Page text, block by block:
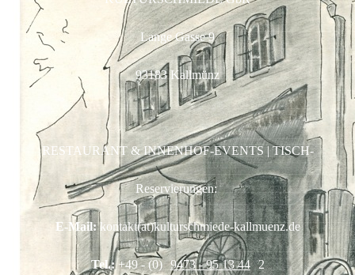
Lange Gasse 9
93183 Kallmünz
RESTAURANT & INNENHOF-EVENTS | TISCH-
Reservierungen:
E-Mail:kontakt(at)kulturschmiede-kallmuenz.de
Tel.:+49 - (0) 9473 - 95 13 44 2